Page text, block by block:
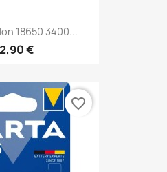
18650 3400...
€
favorite_border